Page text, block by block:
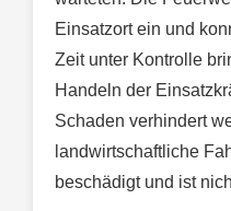
Einsatzort ein und
Zeit unter Kontrolle
Handeln der
Schaden verhindert
landwirtschaftliche
beschädigt und ist